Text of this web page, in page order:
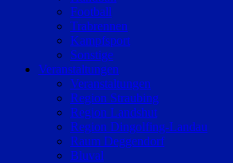
Football
Trabrennen
Kampfsport
Sonstige
Veranstaltungen
Veranstaltungen
Region Straubing
Region Landshut
Region Dingolfing-Landau
Raum Deggendorf
Bluval